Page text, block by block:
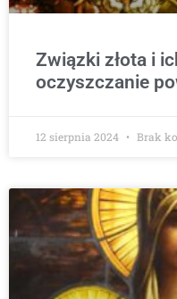
Związki złota i
oczyszczanie
12 sierpnia 2024 Brak